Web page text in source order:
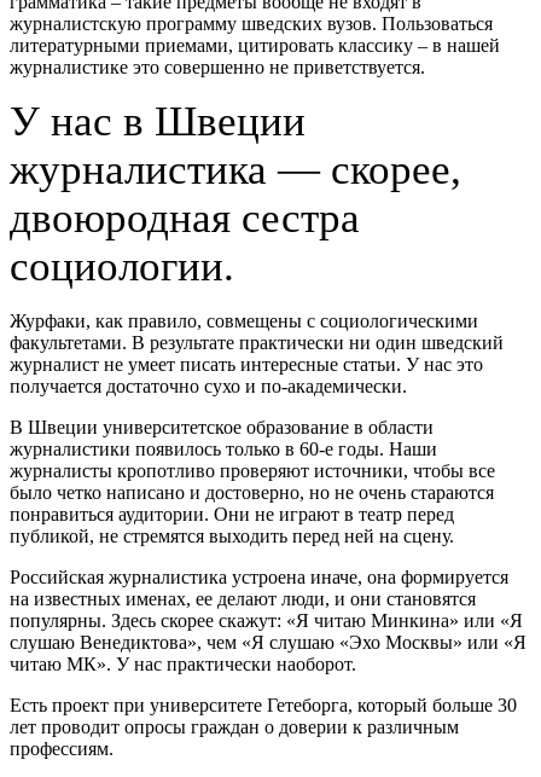
журналистскую программу шведских вузов. Пользоваться
литературными приемами, цитировать классику – в нашей
журналистике это совершенно не приветствуется.
У нас в Швеции
журналистика — скорее,
двоюродная сестра
социологии.
Журфаки, как правило, совмещены с социологическими
факультетами. В результате практически ни один шведский
журналист не умеет писать интересные статьи. У нас это
получается достаточно сухо и по-академически.
В Швеции университетское образование в области
журналистики появилось только в 60-е годы. Наши
журналисты кропотливо проверяют источники, чтобы все
было четко написано и достоверно, но не очень стараются
понравиться аудитории. Они не играют в театр перед
публикой, не стремятся выходить перед ней на сцену.
Российская журналистика устроена иначе, она формируется
на известных именах, ее делают люди, и они становятся
популярны. Здесь скорее скажут: «Я читаю Минкина» или «Я
слушаю Венедиктова», чем «Я слушаю «Эхо Москвы» или «Я
читаю МК». У нас практически наоборот.
Есть проект при университете Гетеборга, который больше 30
лет проводит опросы граждан о доверии к различным
профессиям.